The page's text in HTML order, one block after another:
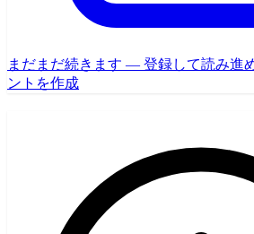
まだまだ続きます — 登録して読み進
ントを作成